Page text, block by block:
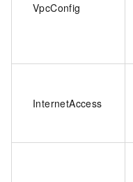
VpcConfig
InternetAccess